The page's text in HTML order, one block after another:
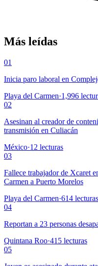
Más leídas
01
Inicia paro laboral en
Playa del Carmen·1,996
02
Asesinan al creador de
transmisión en Culiacán
México·12 lecturas
03
Fallece trabajador de Xcaret
Carmen a Puerto Morelos
Playa del Carmen·614 lecturas
04
Reportan a 23 personas
Quintana Roo·415 lecturas
05